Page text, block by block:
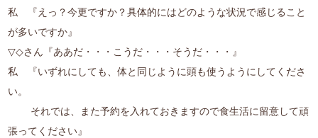
私 『えっ？今更ですか？具体的にはどのような状況で感じること
が多いですか』
▽◇さん『ああだ・・・こうだ・・・そうだ・・・』
私 『いずれにしても、体と同じように頭も使うようにしてくださ
い。
それでは、また予約を入れておきますので食生活に留意して頑
張ってください』